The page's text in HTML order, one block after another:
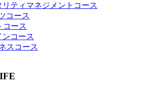
リティマネジメントコース
コース
コース
ンコース
スコース